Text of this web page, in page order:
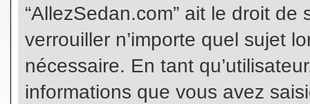
“AllezSedan.com” ait le droit de
verrouiller n’importe quel sujet
nécessaire. En tant
informations que vous avez